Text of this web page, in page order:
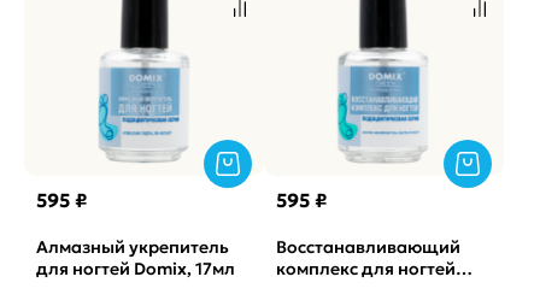
595 ₽
Алмазный укрепитель
для ногтей Domix, 17мл
595 ₽
Восстанавливающий
комплекс для ногтей